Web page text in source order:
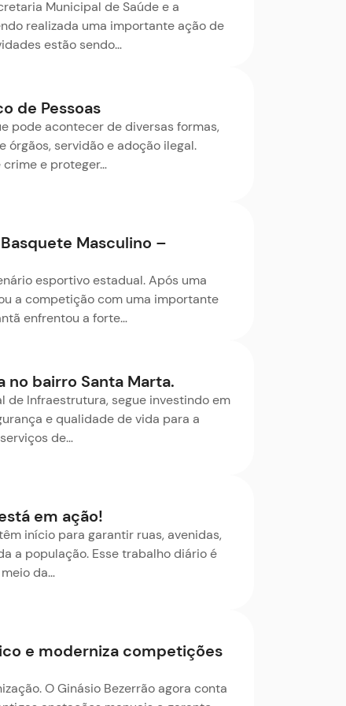
Municipal de Saúde e a
realizada uma importante ação de
estão sendo…
de Pessoas
pode acontecer de diversas formas,
órgãos, servidão e adoção ilegal.
crime e proteger…
Masculino –
esportivo estadual. Após uma
a competição com uma importante
enfrentou a forte…
bairro Santa Marta.
de Infraestrutura, segue investindo em
e qualidade de vida para a
de…
em ação!
início para garantir ruas, avenidas,
a população. Esse trabalho diário é
da…
e moderniza competições
O Ginásio Bezerrão agora conta